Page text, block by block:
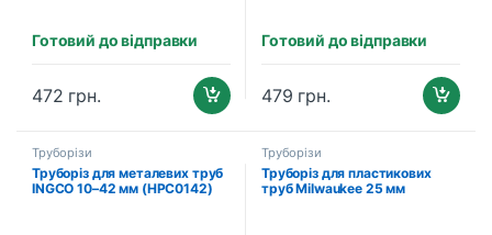
Готовий до відправки
472 грн.
Готовий до відправки
479 грн.
Труборізи
Труборіз для металевих труб
INGCO 10–42 мм (HPC0142)
Труборізи
Труборіз для пластикових
труб Milwaukee 25 мм